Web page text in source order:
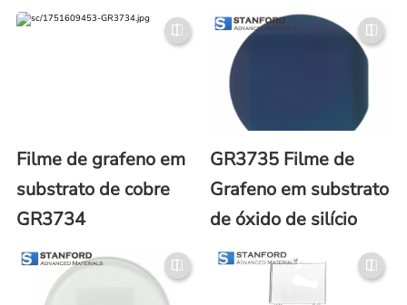
Filme de grafeno em
substrato de cobre
GR3734
GR3735 Filme de
Grafeno em substrato
de óxido de silício